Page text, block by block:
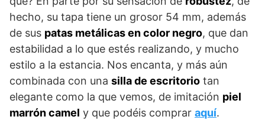
hecho, su tapa tiene un grosor 54 mm, además
de sus patas metálicas en color negro, que dan
estabilidad a lo que estés realizando, y mucho
estilo a la estancia. Nos encanta, y más aún
combinada con una silla de escritorio tan
elegante como la que vemos, de imitación piel
marrón camel y que podéis comprar aquí.